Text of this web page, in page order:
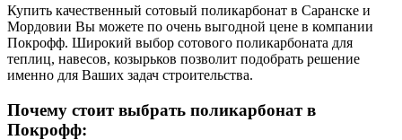
Купить качественный сотовый поликарбонат в Саранске и
Мордовии Вы можете по очень выгодной цене в компании
Покрофф. Широкий выбор сотового поликарбоната для
теплиц, навесов, козырьков позволит подобрать решение
именно для Ваших задач строительства.
Почему стоит выбрать поликарбонат в
Покрофф: